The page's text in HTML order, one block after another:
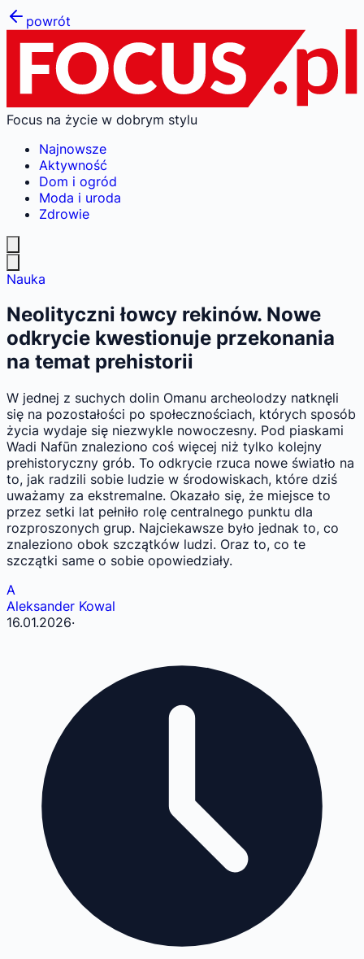
powrót
Focus na życie w dobrym stylu
Najnowsze
Aktywność
Dom i ogród
Moda i uroda
Zdrowie
Nauka
Neolityczni łowcy rekinów. Nowe
odkrycie kwestionuje przekonania
na temat prehistorii
W jednej z suchych dolin Omanu archeolodzy natknęli
się na pozostałości po społecznościach, których sposób
życia wydaje się niezwykle nowoczesny. Pod piaskami
Wadi Nafūn znaleziono coś więcej niż tylko kolejny
prehistoryczny grób. To odkrycie rzuca nowe światło na
to, jak radzili sobie ludzie w środowiskach, które dziś
uważamy za ekstremalne. Okazało się, że miejsce to
przez setki lat pełniło rolę centralnego punktu dla
rozproszonych grup. Najciekawsze było jednak to, co
znaleziono obok szczątków ludzi. Oraz to, co te
szczątki same o sobie opowiedziały.
A
Aleksander Kowal
16.01.2026·